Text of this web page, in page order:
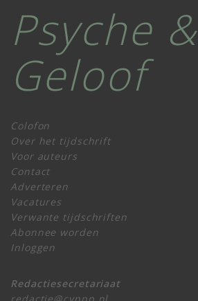
Psyche &
Geloof
Colofon
Over het tijdschrift
Voor auteurs
Contact
Adverteren
Vacatures
Verwante tijdschriften
Abonnee worden
Inloggen
Redactiesecretariaat